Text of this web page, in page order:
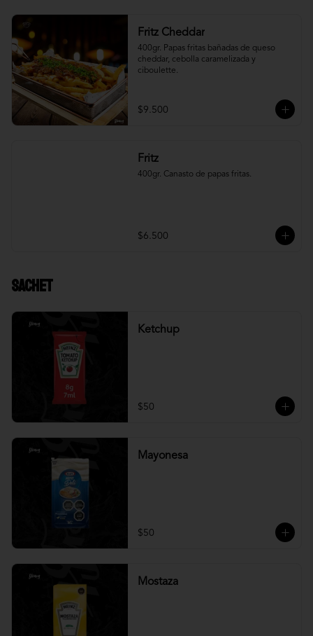
Fritz Cheddar
400gr. Papas fritas bañadas de queso
cheddar, cebolla caramelizada y
ciboulette.
$9.500
Fritz
400gr. Canasto de papas fritas.
$6.500
Sachet
Ketchup
$50
Mayonesa
$50
Mostaza